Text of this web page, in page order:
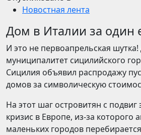
Новостная лента
Дом в Италии за один
И это не первоапрельская
муниципалитет сицилийского
Сицилия объявил распродажу
домов за символическую
На этот шаг островитян с
кризис в Европе, из-за которого
маленьких городов